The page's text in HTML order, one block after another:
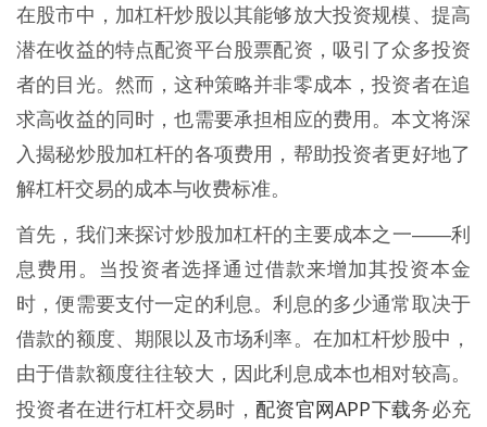
在股市中，加杠杆炒股以其能够放大投资规模、提高
潜在收益的特点配资平台股票配资，吸引了众多投资
者的目光。然而，这种策略并非零成本，投资者在追
求高收益的同时，也需要承担相应的费用。本文将深
入揭秘炒股加杠杆的各项费用，帮助投资者更好地了
解杠杆交易的成本与收费标准。
首先，我们来探讨炒股加杠杆的主要成本之一——利
息费用。当投资者选择通过借款来增加其投资本金
时，便需要支付一定的利息。利息的多少通常取决于
借款的额度、期限以及市场利率。在加杠杆炒股中，
由于借款额度往往较大，因此利息成本也相对较高。
投资者在进行杠杆交易时， 配资官网APP下载务必充